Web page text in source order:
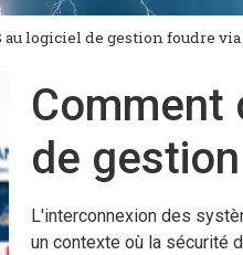
logiciel de gestion foudre via
Comment
de
L'interconnexion des
un contexte où la sécurité